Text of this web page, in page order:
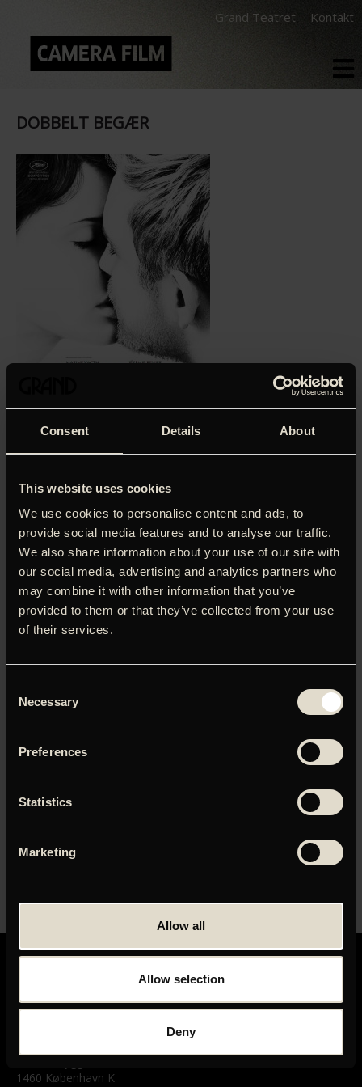
Consent Details About
This website uses cookies
We use cookies to personalise content and ads, to
provide social media features and to analyse our traffic.
We also share information about your use of our site with
our social media, advertising and analytics partners who
may combine it with other information that you’ve
provided to them or that they’ve collected from your use
of their services.
Selection
Necessary
Preferences
Statistics
Marketing
Allow all
Allow selection
Deny
Grand Teatret Kontakt
DOBBELT BEGÆR
Efter det sort-hvide mesterstykke ’Frantz’ er François
Ozon tilbage med kulørt, fermt eksekveret og ganske
(Marine Vacth), som forelsker sig i sin psykiater, Paul
(Jérémie Renier). Den umiddelbart renskurede mand
gemmer på sin helt egen hemmelighed, og snart sendes
Chloë på opdagelse i sit eget begær. ’Der er ikke den
frækhed, Ozon ikke tillader sig i sin mest vovede film i
mange år,’ skrev Politikens Kim Skotte fra Cannes. Ozons
psyko(sex)thriller bygger på en fortælling af Joyce Carol
Oates.
PRESSEMATERIALE
1460 København K